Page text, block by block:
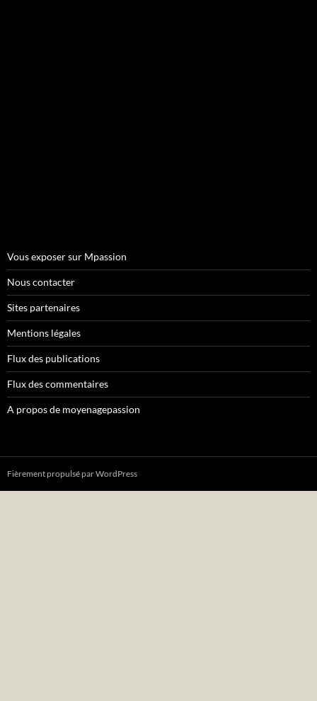
Vous exposer sur Mpassion
Nous contacter
Sites partenaires
Mentions légales
Flux des publications
Flux des commentaires
A propos de moyenagepassion
Fièrement propulsé par WordPress